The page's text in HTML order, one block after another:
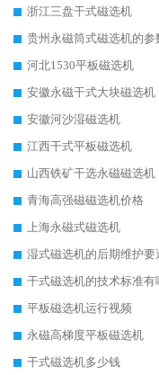
浙江三盘干式磁选机
贵州永磁筒式磁选机的参
河北1530平板磁选机
安徽永磁干式大块磁选机
安徽河沙湿磁选机
江西干式平板磁选机
山西铁矿干选永磁磁选机
青海高强磁磁选机价格
上海永磁式磁选机
干式磁选机的技术标准有
平板磁选机运行视频
永磁高梯度平板磁选机
干式磁选机多少钱